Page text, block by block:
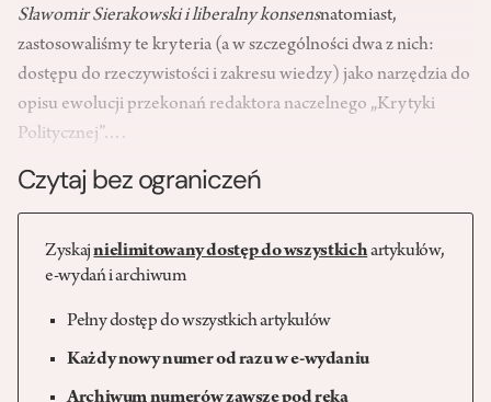
Sławomir Sierakowski i liberalny konsensnatomiast,
zastosowaliśmy te kryteria (a w szczególności dwa z nich:
dostępu do rzeczywistości i zakresu wiedzy) jako narzędzia do
opisu ewolucji przekonań redaktora naczelnego „Krytyki
Politycznej”….
Czytaj bez ograniczeń
Zyskajnielimitowany dostęp do wszystkichartykułów,
e-wydań i archiwum
Pełny dostęp do wszystkich artykułów
Każdy nowy numer od razu w e-wydaniu